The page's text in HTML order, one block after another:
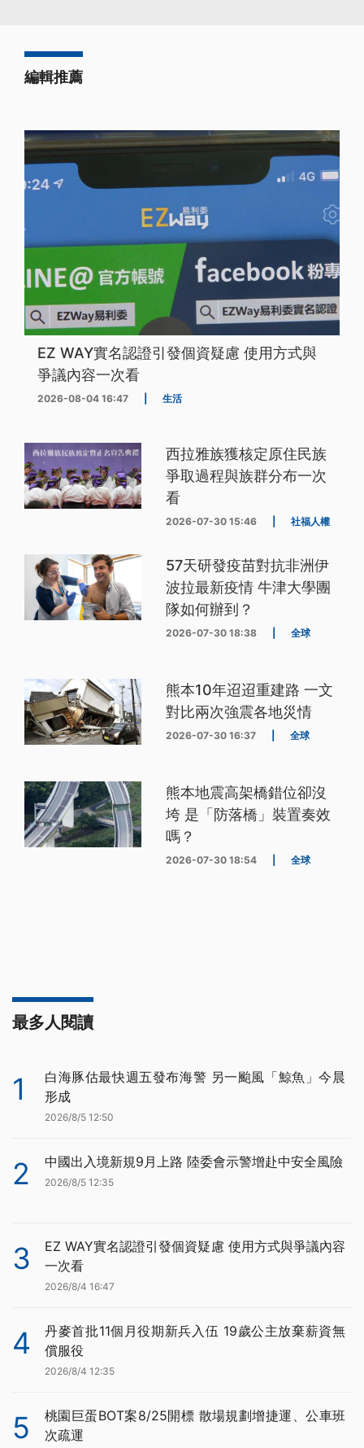
編輯推薦
EZ WAY實名認證引發個資疑慮 使用方式與
爭議內容一次看
2026-08-04 16:47 生活
西拉雅族獲核定原住民族
爭取過程與族群分布一次
看
2026-07-30 15:46 社福人權
57天研發疫苗對抗非洲伊
波拉最新疫情 牛津大學團
隊如何辦到？
2026-07-30 18:38 全球
熊本10年迢迢重建路 一文
對比兩次強震各地災情
2026-07-30 16:37 全球
熊本地震高架橋錯位卻沒
垮 是「防落橋」裝置奏效
嗎？
2026-07-30 18:54 全球
最多人閱讀
1
白海豚估最快週五發布海警 另一颱風「鯨魚」今晨
形成
2026/8/5 12:50
2 中國出入境新規9月上路 陸委會示警增赴中安全風險
2026/8/5 12:35
3
EZ WAY實名認證引發個資疑慮 使用方式與爭議內容
一次看
2026/8/4 16:47
4
丹麥首批11個月役期新兵入伍 19歲公主放棄薪資無
償服役
2026/8/4 12:35
5
桃園巨蛋BOT案8/25開標 散場規劃增捷運、公車班
次疏運